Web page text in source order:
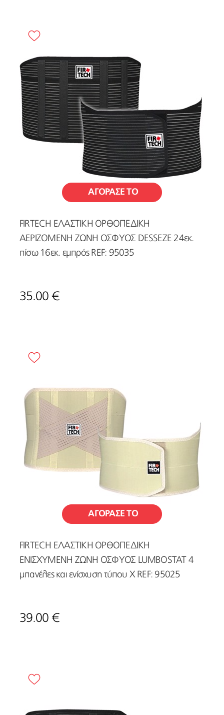
ΑΓΟΡΑΣΕ ΤΟ
FIRTECH ΕΛΑΣΤΙΚΗ ΟΡΘΟΠΕΔΙΚΗ
ΑΕΡΙΖΟΜΕΝΗ ΖΩΝΗ ΟΣΦΥΟΣ DESSEZE 24εκ.
πίσω 16εκ. εμπρός REF: 95035
35.00 €
ΑΓΟΡΑΣΕ ΤΟ
FIRTECH ΕΛΑΣΤΙΚΗ ΟΡΘΟΠΕΔΙΚΗ
ΕΝΙΣΧΥΜΕΝΗ ΖΩΝΗ ΟΣΦΥΟΣ LUMBOSTAT 4
μπανέλες και ενίσχυση τύπου Χ REF: 95025
39.00 €